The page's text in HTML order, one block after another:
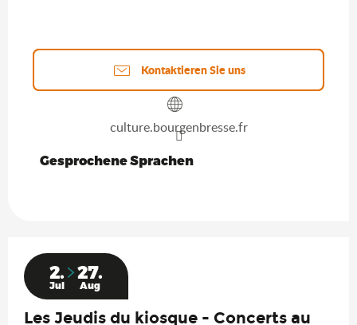
Kontaktieren Sie uns
culture.bourgenbresse.fr
Gesprochene Sprachen
Gesprochene Sprachen
2.
Jul
27.
Aug
Les Jeudis du kiosque - Concerts au